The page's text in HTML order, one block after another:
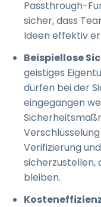
Passthrough-
sicher, dass
Ideen effektiv
Beispiellose
geistiges
dürfen bei der
eingegangen
Verifizierung
sicherzustellen,
bleiben.